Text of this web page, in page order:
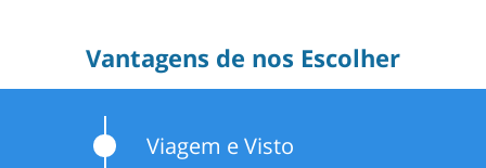
Vantagens de nos Escolher
Viagem e Visto